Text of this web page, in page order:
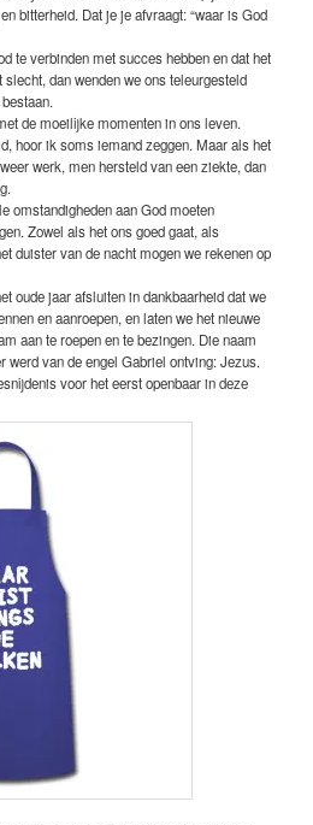
bitterheid. Dat je je afvraagt: “waar is God
te verbinden met succes hebben en dat het
dan wenden we ons teleurgesteld
de moeilijke momenten in ons leven.
hoor ik soms iemand zeggen. Maar als het
werk, men hersteld van een ziekte, dan
omstandigheden aan God moeten
Zowel als het ons goed gaat, als
duister van de nacht mogen we rekenen op
oude jaar afsluiten in dankbaarheid dat we
en aanroepen, en laten we het nieuwe
aan te roepen en te bezingen. Die naam
werd van de engel Gabriel ontving: Jezus.
voor het eerst openbaar in deze